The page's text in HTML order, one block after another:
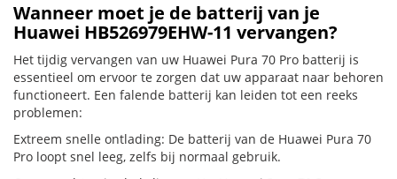
Wanneer moet je de batterij van je
Huawei HB526979EHW-11 vervangen?
Het tijdig vervangen van uw Huawei Pura 70 Pro batterij is
essentieel om ervoor te zorgen dat uw apparaat naar behoren
functioneert. Een falende batterij kan leiden tot een reeks
problemen:
Extreem snelle ontlading: De batterij van de Huawei Pura 70
Pro loopt snel leeg, zelfs bij normaal gebruik.